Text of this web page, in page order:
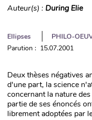
Auteur(s) : During Elie
Ellipses
PHILO-
Parution : 15.07.2001
Deux thèses négatives
d'une part, la science
concernant la nature
partie de ses énoncés
librement adoptées par